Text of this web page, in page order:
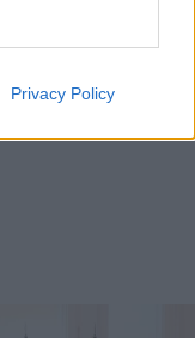
Privacy Policy